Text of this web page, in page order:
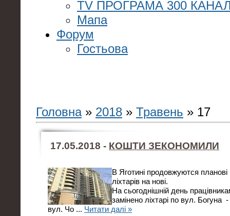
TV ПРОГРАМА 300
Мапа
Форум
Гостьова
Головна» 2018 » Травень » 17
17.05.2018 - КОШТИ ЗЕКОНОМИЛИ
В Яготині продовжуются планові
ліхтарів на нові.
На сьогоднішній день
замінено ліхтарі по вул. Богуна
вул. Чо ... Читати далі »